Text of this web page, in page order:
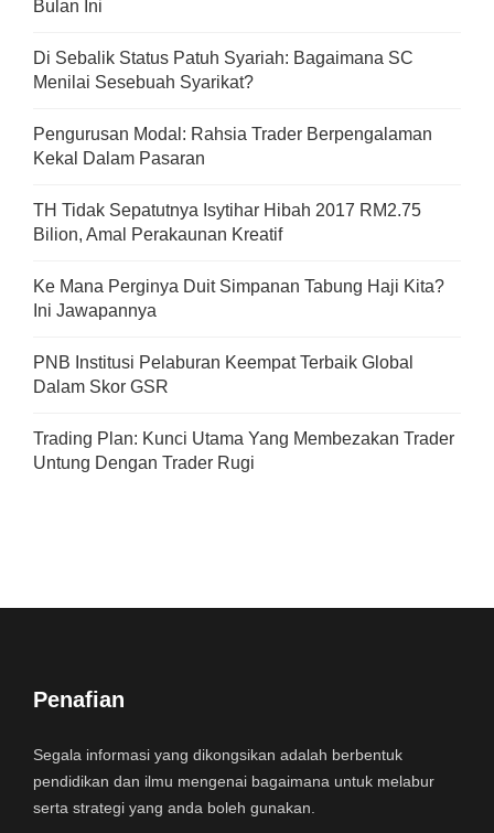
Bulan Ini
Di Sebalik Status Patuh Syariah: Bagaimana SC
Menilai Sesebuah Syarikat?
Pengurusan Modal: Rahsia Trader Berpengalaman
Kekal Dalam Pasaran
TH Tidak Sepatutnya Isytihar Hibah 2017 RM2.75
Bilion, Amal Perakaunan Kreatif
Ke Mana Perginya Duit Simpanan Tabung Haji Kita?
Ini Jawapannya
PNB Institusi Pelaburan Keempat Terbaik Global
Dalam Skor GSR
Trading Plan: Kunci Utama Yang Membezakan Trader
Untung Dengan Trader Rugi
Penafian
Segala informasi yang dikongsikan adalah berbentuk
pendidikan dan ilmu mengenai bagaimana untuk melabur
serta strategi yang anda boleh gunakan.